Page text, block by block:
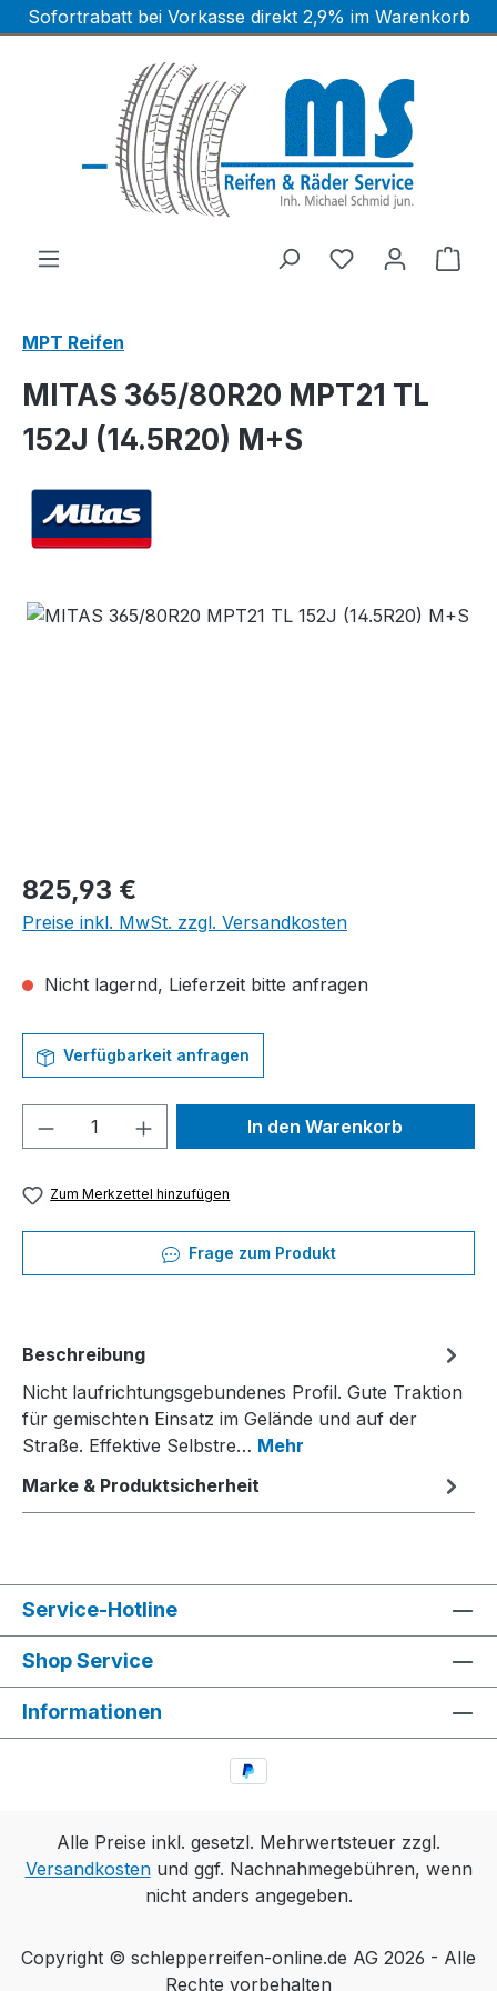
Zum Hauptinhalt springen
Sofortrabatt bei Vorkasse direkt 2,9% im Warenkorb
MPT Reifen
MITAS 365/80R20 MPT21 TL
152J (14.5R20) M+S
Bildergalerie überspringen
Regulärer Preis:
825,93 €
Preise inkl. MwSt. zzgl. Versandkosten
Nicht lagernd, Lieferzeit bitte anfragen
Verfügbarkeit anfragen
Produkt Anzahl: Gib denIn den Warenkorb
Zum Merkzettel hinzufügen
Frage zum Produkt
Beschreibung
Nicht laufrichtungsgebundenes Profil. Gute Traktion
für gemischten Einsatz im Gelände und auf der
Straße. Effektive Selbstre… Mehr
Marke & Produktsicherheit
Service-Hotline
Shop Service
Informationen
Alle Preise inkl. gesetzl. Mehrwertsteuer zzgl.
Versandkostenund ggf. Nachnahmegebühren, wenn
nicht anders angegeben.
Copyright © schlepperreifen-online.de AG 2026 - Alle
Rechte vorbehalten